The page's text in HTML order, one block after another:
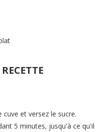
et versez le sucre.
5 minutes, jusqu'à ce qu'il